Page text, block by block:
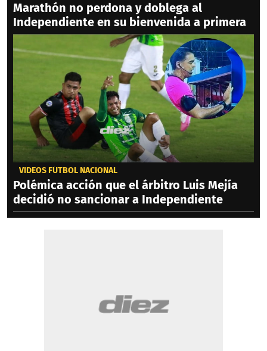
Marathón no perdona y doblega al
Independiente en su bienvenida a primera
VIDEOS FÚTBOL NACIONAL
Polémica acción que el árbitro Luis Mejía
decidió no sancionar a Independiente